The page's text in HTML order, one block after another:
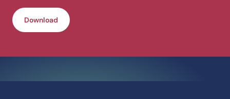
Download